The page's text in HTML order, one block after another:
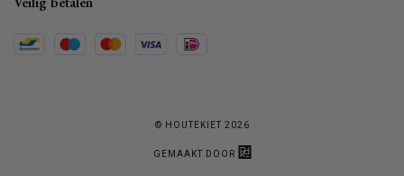
© HOUTEKIET 2026
GEMAAKT DOOR